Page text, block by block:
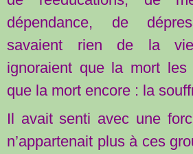
dépendance, de
savaient rien de la
ignoraient que la mort
que la mort encore : la
Il avait senti avec une
n’appartenait plus à ces